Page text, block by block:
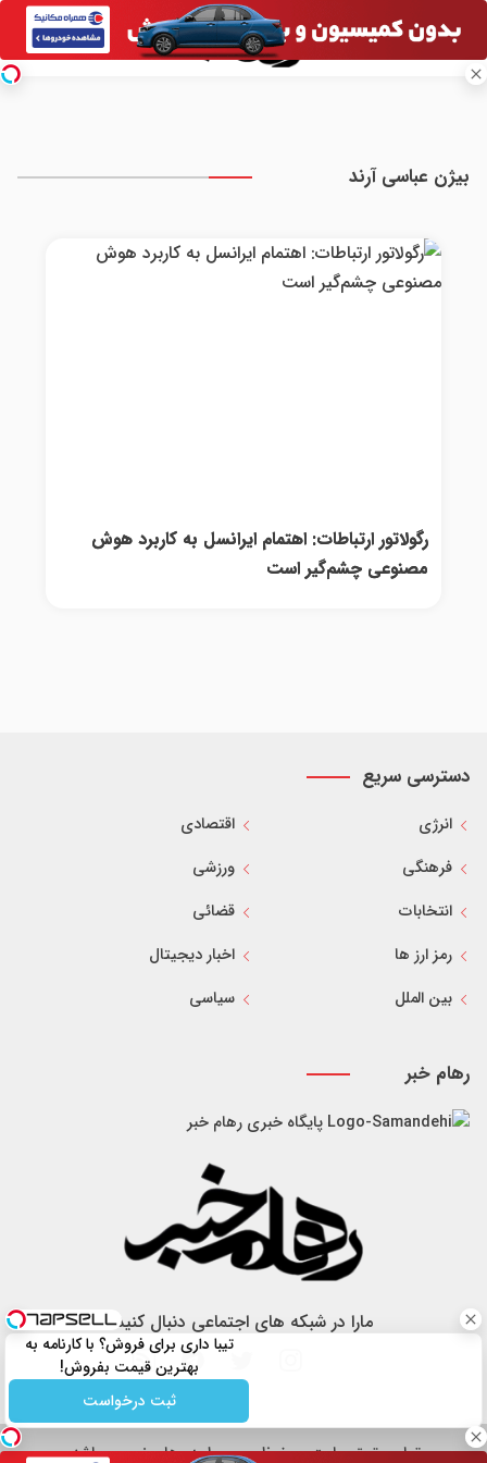
بیژن عباسی آرند
رگولاتور ارتباطات: اهتمام ایرانسل به کاربرد هوش
مصنوعی چشم‌گیر است
دسترسی سریع
انرژی
اقتصادی
فرهنگی
ورزشی
انتخابات
قضائی
رمز ارز ها
اخبار دیجیتال
بین الملل
سیاسی
رهام خبر
پایگاه خبری رهام خبر
مارا در شبکه های اجتماعی دنبال کنید
تمام حقوق سایت محفوظ و مربوط به رهام خبر می باشد.
تیبا داری برای فروش؟ با کارنامه به
بهترین قیمت بفروش!
ثبت درخواست